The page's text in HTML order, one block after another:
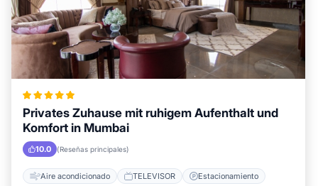
Privates Zuhause mit ruhigem Aufenthalt und
Komfort in Mumbai
10.0 (Reseñas principales)
Aire acondicionado TELEVISOR Estacionamiento